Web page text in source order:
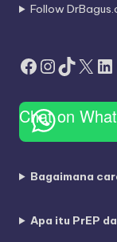
Follow
Facebook
TikTok
X
Chat on
Bagaimana
Apa itu PrEP